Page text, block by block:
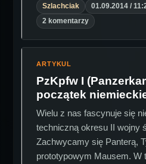
Szlachciak 01.09.2014 /
2 komentarzy
ARTYKUL
PzKpfw I
początek
Wielu z nas fascynuje się
techniczną okresu II wojny
Zachwycamy się Panterą,
prototypowym Mausem. W